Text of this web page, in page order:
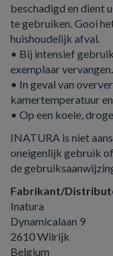
beschadigd en dient
te gebruiken. Gooi
huishoudelijk afval.
• Bij intensief
exemplaar vervangen.
• In geval van
kamertemperatuur
• Op een koele,
INATURA is niet
oneigenlijk gebruik
de
Fabrikant/
Inatura
Dynamicalaan 9
2610 Wilrijk
Belgium